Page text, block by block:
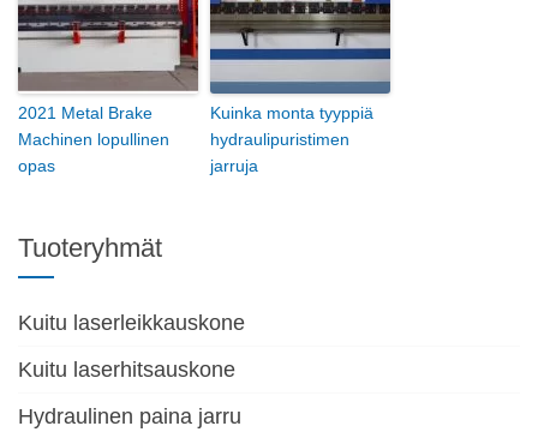
2021 Metal Brake
Machinen lopullinen
opas
Kuinka monta tyyppiä
hydraulipuristimen
jarruja
Tuoteryhmät
Kuitu laserleikkauskone
Kuitu laserhitsauskone
Hydraulinen paina jarru